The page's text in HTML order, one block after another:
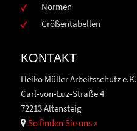
Normen
Größentabellen
KONTAKT
Heiko Müller Arbeitsschutz e.K.
Carl-von-Luz-Straße 4
72213 Altensteig
So finden Sie uns »